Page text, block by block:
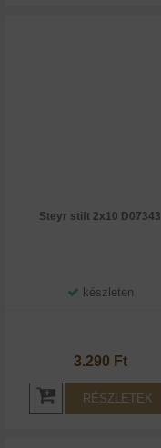
Steyr stift 2x10 D07343
készleten
3.290 Ft
RÉSZLETEK